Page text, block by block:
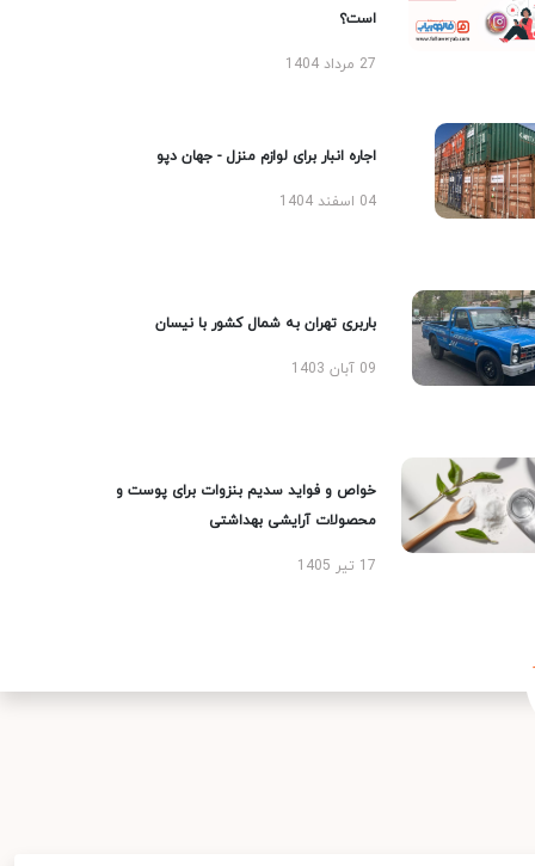
است؟
27 مرداد 1404
اجاره انبار برای لوازم منزل - جهان دپو
04 اسفند 1404
باربری تهران به شمال کشور با نیسان
09 آبان 1403
خواص و فواید سدیم بنزوات برای پوست و
محصولات آرایشی بهداشتی
17 تیر 1405